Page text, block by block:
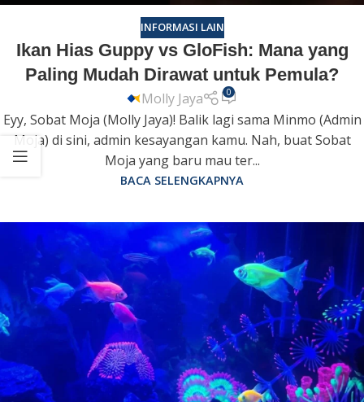
INFORMASI LAIN
Ikan Hias Guppy vs GloFish: Mana yang
Paling Mudah Dirawat untuk Pemula?
Molly Jaya 0
Eyy, Sobat Moja (Molly Jaya)! Balik lagi sama Minmo (Admin
Moja) di sini, admin kesayangan kamu. Nah, buat Sobat
Moja yang baru mau ter...
BACA SELENGKAPNYA